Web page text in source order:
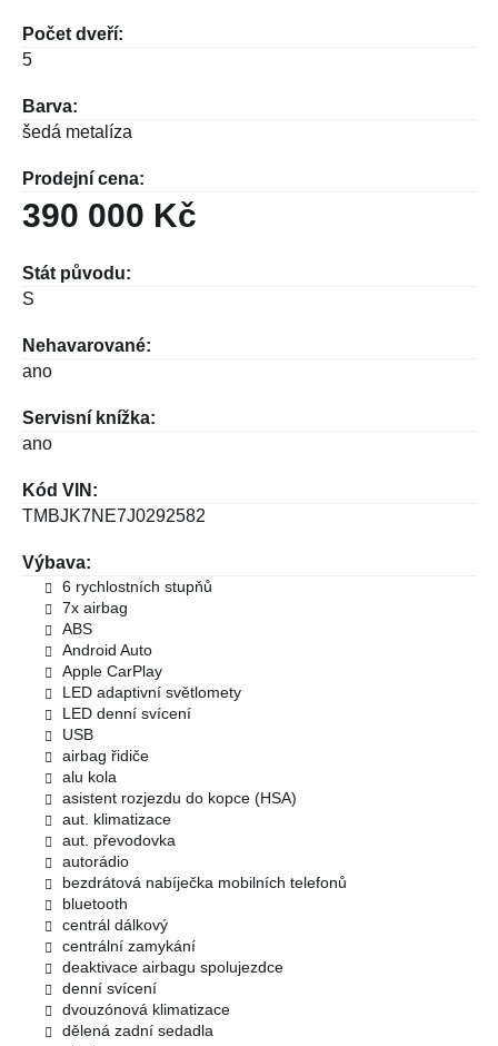
Počet dveří:
5
Barva:
šedá metalíza
Prodejní cena:
390 000 Kč
Stát původu:
S
Nehavarované:
ano
Servisní knížka:
ano
Kód VIN:
TMBJK7NE7J0292582
Výbava:
6 rychlostních stupňů
7x airbag
ABS
Android Auto
Apple CarPlay
LED adaptivní světlomety
LED denní svícení
USB
airbag řidiče
alu kola
asistent rozjezdu do kopce (HSA)
aut. klimatizace
aut. převodovka
autorádio
bezdrátová nabíječka mobilních telefonů
bluetooth
centrál dálkový
centrální zamykání
deaktivace airbagu spolujezdce
denní svícení
dvouzónová klimatizace
dělená zadní sedadla